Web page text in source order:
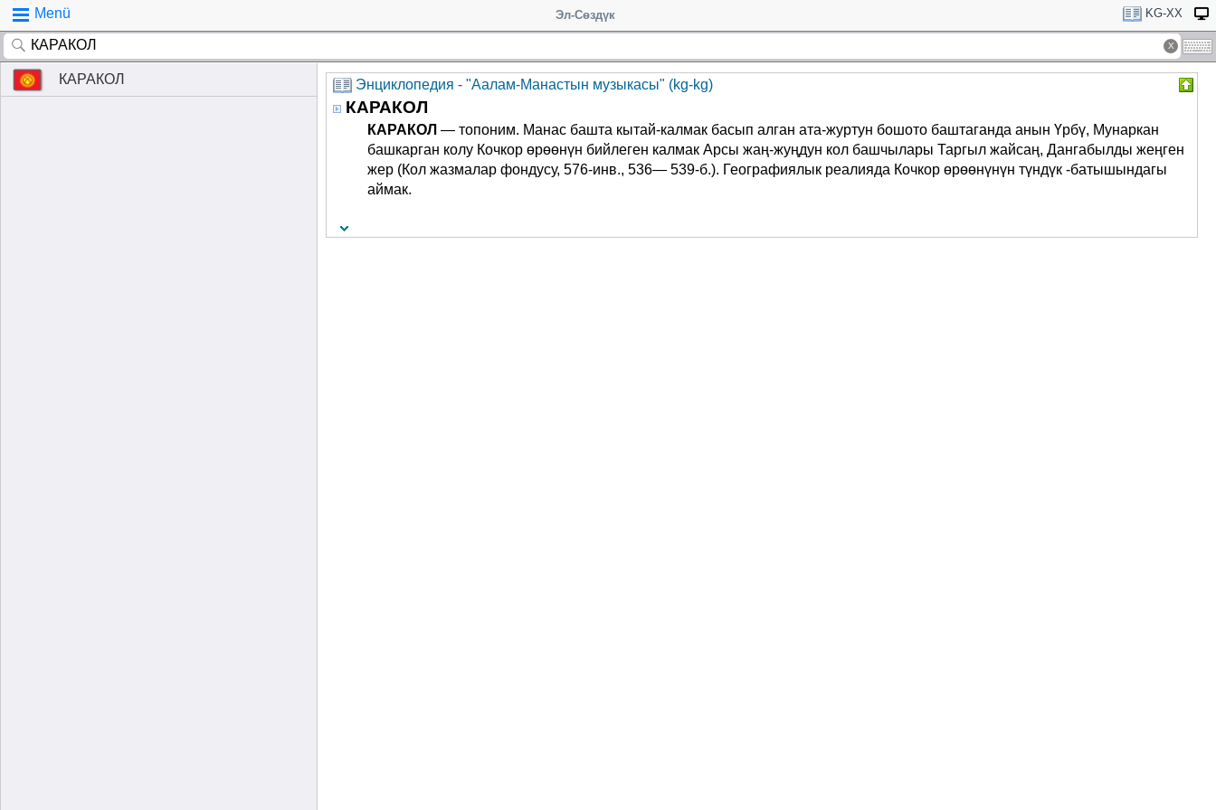
Menü Эл-Сөздүк KG-XX
КАРАКОЛ Энциклопедия - "Аалам-Манастын музыкасы" (kg-kg)
КАРАКОЛ
КАРАКОЛ — топоним. Манас башта кытай-калмак басып алган ата-журтун бошото баштаганда анын Үрбү, Мунаркан
башкарган колу Кочкор өрөөнүн бийлеген калмак Арсы жаң-жуңдун кол башчылары Таргыл жайсаң, Дангабылды жеңген
жер (Кол жазмалар фондусу, 576-инв., 536— 539-б.). Географиялык реалияда Кочкор өрөөнүнүн түндүк -батышындагы
аймак.
Можете поискать примеры использование слово Эл-Создук:
КАРАКОЛ